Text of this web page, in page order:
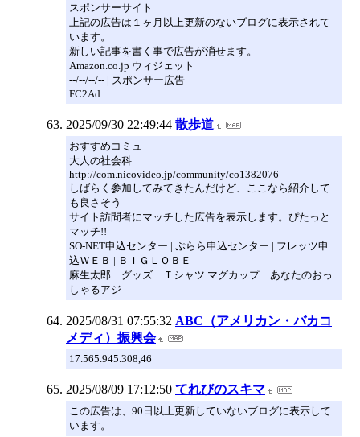
スポンサーサイト
上記の広告は１ヶ月以上更新のないブログに表示されて
います。
新しい記事を書く事で広告が消せます。
Amazon.co.jp ウィジェット
--/--/--/-- | スポンサー広告
FC2Ad
2025/09/30 22:49:44 散歩道
おすすめコミュ
大人の社会科
http://com.nicovideo.jp/community/co1382076
しばらく参加してみてきたんだけど、ここなら紹介して
も良さそう
サイト訪問者にマッチした広告を表示します。ぴたっと
マッチ!!
SO-NET申込センター | ぷらら申込センター | フレッツ申
込ＷＥＢ | ＢＩＧＬＯＢＥ
麻生太郎 グッズ Ｔシャツ マグカップ あなたのおっ
しゃるアジ
2025/08/31 07:55:32 ABC（アメリカン・バカコ
メディ）振興会
17.565.945.308,46
2025/08/09 17:12:50 てれびのスキマ
この広告は、90日以上更新していないブログに表示して
います。